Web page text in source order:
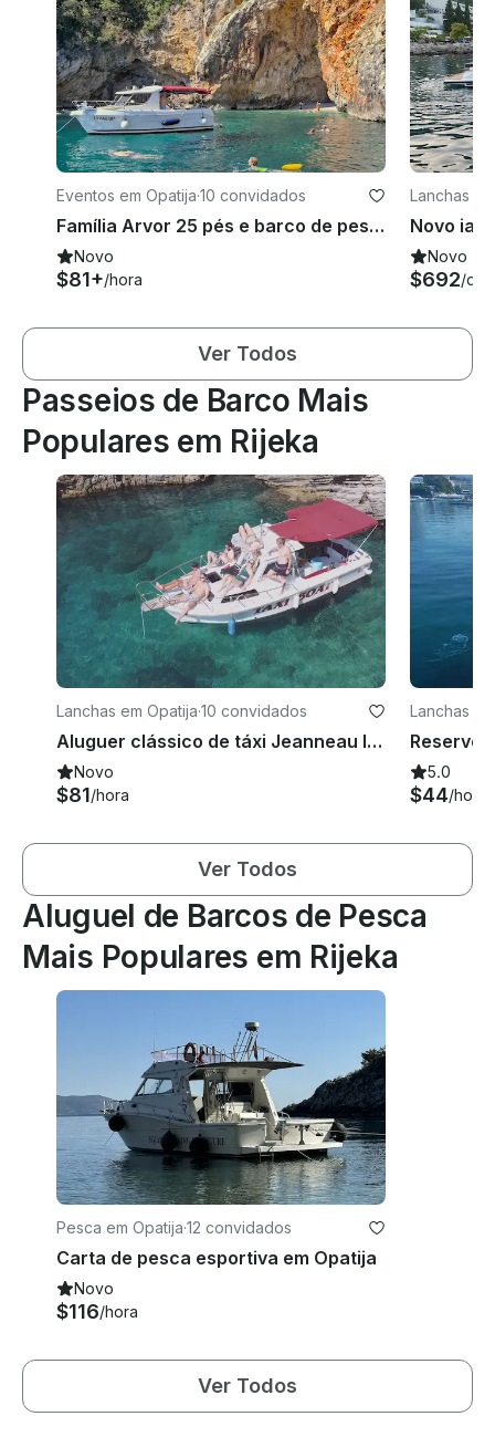
Eventos em Opatija·10 convidados
Família Arvor 25 pés e barco de pesca para viagens ao longo da costa
Novo
$81+/hora
Lanchas
Novo
$692/dia
Ver Todos
Passeios de Barco Mais
Populares em Rijeka
Lanchas em Opatija·10 convidados
Aluguer clássico de táxi Jeanneau Islander 750 de 1978 em Opatija
Novo
$81/hora
Lanchas
5.0
$44/hora
Ver Todos
Aluguel de Barcos de Pesca
Mais Populares em Rijeka
Pesca em Opatija·12 convidados
Carta de pesca esportiva em Opatija
Novo
$116/hora
Ver Todos